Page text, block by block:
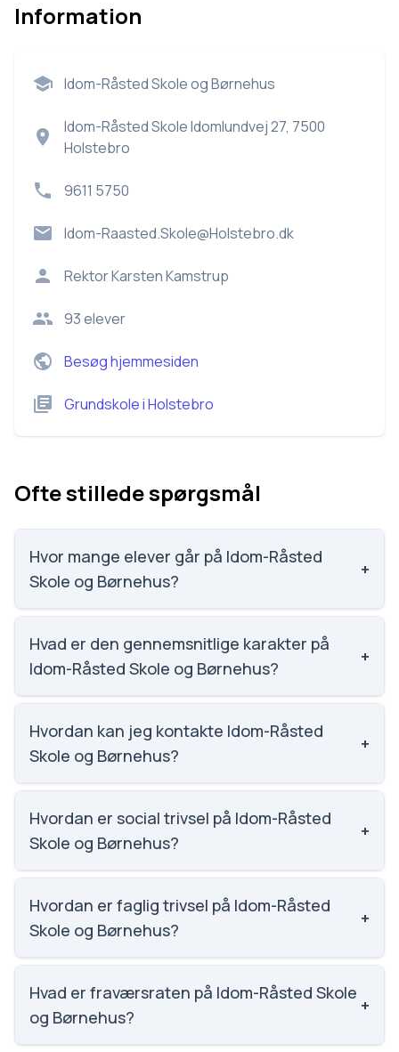
Information
Idom-Råsted Skole og Børnehus
Idom-Råsted Skole Idomlundvej 27, 7500
Holstebro
9611 5750
Idom-Raasted.Skole@Holstebro.dk
RektorKarsten Kamstrup
93elever
Besøg hjemmesiden
GrundskoleiHolstebro
Ofte stillede spørgsmål
Hvor mange elever går på Idom-Råsted
Skole og Børnehus?
+
Idom-Råsted Skole og Børnehus har 93 elever,
hvilket gør den til nummer 1870 ud af 3143 skoler.
Hvad er den gennemsnitlige karakter på
Idom-Råsted Skole og Børnehus?
+
Vi har ikke data om karaktergennemsnittet for Idom-
Råsted Skole og Børnehus.
Hvordan kan jeg kontakte Idom-Råsted
Skole og Børnehus?
+
Email: Idom-Raasted.Skole@Holstebro.dk. Telefon:
9611 5750. Adresse: Idom-Råsted Skole Idomlundvej
27, 7500 Holstebro. Skoleleder: Karsten Kamstrup.
Hvordan er social trivsel på Idom-Råsted
Skole og Børnehus?
+
Social trivsel på Idom-Råsted Skole og Børnehus er
4.3 ud af 5, nummer 41 ud af 3143 skoler. Scoren er
baseret på elevernes egne besvarelser.
Hvordan er faglig trivsel på Idom-Råsted
Skole og Børnehus?
+
Faglig trivsel på Idom-Råsted Skole og Børnehus er
3.8 ud af 5, nummer 99 ud af 3143 skoler. Scoren er
baseret på elevernes egne besvarelser.
Hvad er fraværsraten på Idom-Råsted Skole
og Børnehus?
+